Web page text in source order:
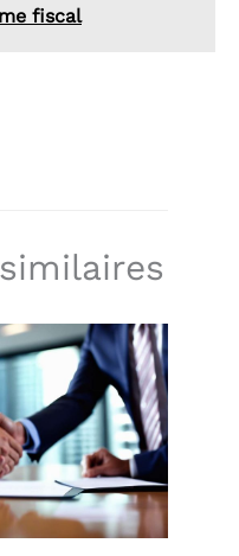
fiscal